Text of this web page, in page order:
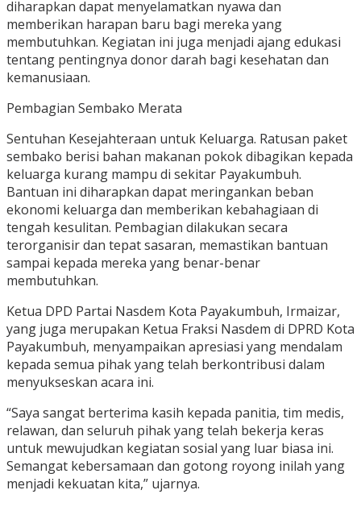
diharapkan dapat menyelamatkan nyawa dan
memberikan harapan baru bagi mereka yang
membutuhkan. Kegiatan ini juga menjadi ajang edukasi
tentang pentingnya donor darah bagi kesehatan dan
kemanusiaan.
Pembagian Sembako Merata
Sentuhan Kesejahteraan untuk Keluarga. Ratusan paket
sembako berisi bahan makanan pokok dibagikan kepada
keluarga kurang mampu di sekitar Payakumbuh.
Bantuan ini diharapkan dapat meringankan beban
ekonomi keluarga dan memberikan kebahagiaan di
tengah kesulitan. Pembagian dilakukan secara
terorganisir dan tepat sasaran, memastikan bantuan
sampai kepada mereka yang benar-benar
membutuhkan.
Ketua DPD Partai Nasdem Kota Payakumbuh, Irmaizar,
yang juga merupakan Ketua Fraksi Nasdem di DPRD Kota
Payakumbuh, menyampaikan apresiasi yang mendalam
kepada semua pihak yang telah berkontribusi dalam
menyukseskan acara ini.
“Saya sangat berterima kasih kepada panitia, tim medis,
relawan, dan seluruh pihak yang telah bekerja keras
untuk mewujudkan kegiatan sosial yang luar biasa ini.
Semangat kebersamaan dan gotong royong inilah yang
menjadi kekuatan kita,” ujarnya.